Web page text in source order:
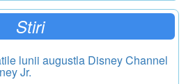
Stiri
lunii augustla Disney Channel
Jr.